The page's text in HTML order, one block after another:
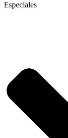
Especiales